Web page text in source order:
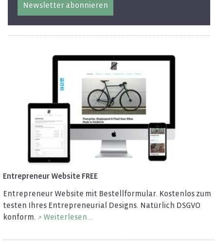
Newsletter abonnieren
En­tre­pre­neur Web­site FREE
En­tre­pre­neur Web­site mit Be­stell­for­mu­lar. Kos­ten­los zum
tes­ten Ihres En­tre­pre­neu­ri­al De­signs. Na­tür­lich DSGVO
kon­form.
Wei­ter­le­sen...